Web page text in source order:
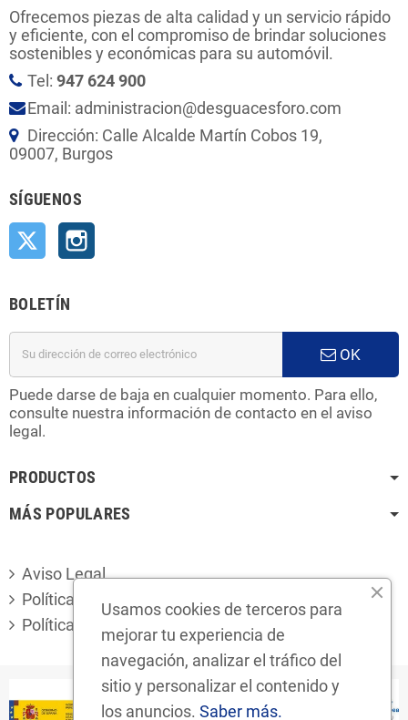
Ofrecemos piezas de alta calidad y un servicio rápido
y eficiente, con el compromiso de brindar soluciones
sostenibles y económicas para su automóvil.
Tel: 947 624 900
Email: administracion@desguacesforo.com
Dirección: Calle Alcalde Martín Cobos 19,
09007, Burgos
SÍGUENOS
Twitter
BOLETÍN
OK
Puede darse de baja en cualquier momento. Para ello,
consulte nuestra información de contacto en el aviso
legal.
PRODUCTOS
MÁS POPULARES
Aviso Legal
Política de privacidad
Política de cookies
Usamos cookies de terceros para
mejorar tu experiencia de
navegación, analizar el tráfico del
sitio y personalizar el contenido y
los anuncios. Saber más.